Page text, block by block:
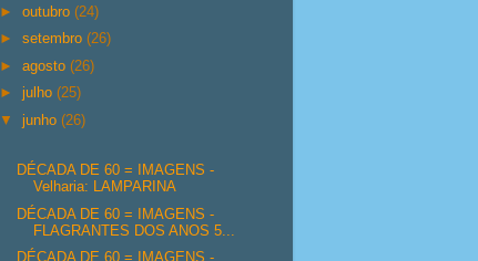
►outubro(24)
►setembro(26)
►agosto(26)
►julho(25)
▼junho(26)
DÉCADA DE 60 = IMAGENS -
Velharia: LAMPARINA
DÉCADA DE 60 = IMAGENS -
FLAGRANTES DOS ANOS 5...